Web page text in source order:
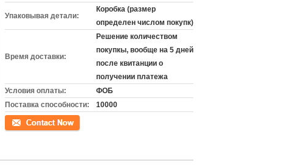
Упаковывая детали:
Коробка (размер
определен числом покупк)
Время доставки:
Решение количеством
покупкы, вообще на 5 дней
после квитанции о
получении платежа
Условия оплаты:
ФОБ
Поставка способности:
10000
контакт